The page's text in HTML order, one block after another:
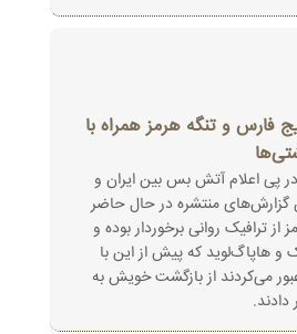
فارس و تنگه هرمز همراه با
پی اعلام آتش بس بین ایران و
گزارش‌های منتشره در حال حاضر
ترافیک روانی برخوردار بوده و
هاپاگ‌لوید که پیش از این با
می‌کردند از بازگشت خویش به